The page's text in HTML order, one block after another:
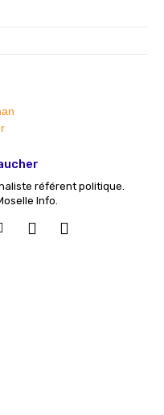
référent politique.
Info.